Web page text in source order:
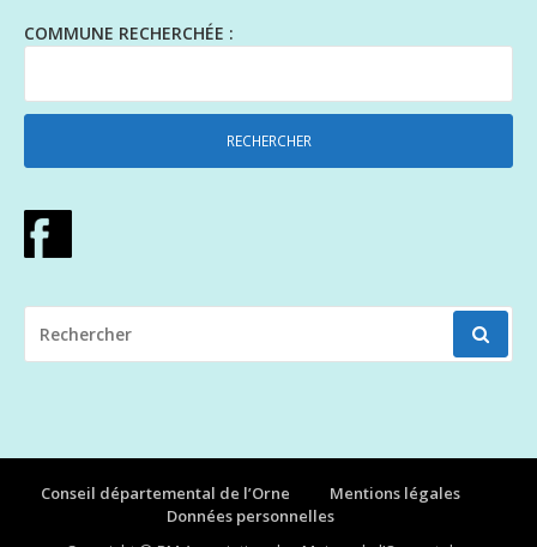
COMMUNE RECHERCHÉE :
POUR
:
Conseil départemental de l’Orne
Mentions légales
Données personnelles